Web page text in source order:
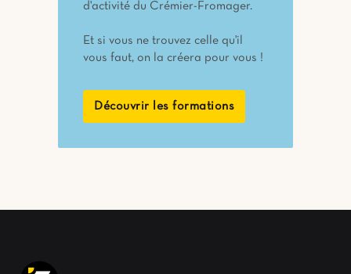
d'activité du Crémier-Fromager.
Et si vous ne trouvez celle qu'il
vous faut, on la créera pour vous !
Découvrir les formations